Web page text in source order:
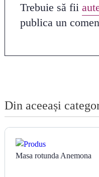
Trebuie să fii
publica un
Din aceeași
Masa rotunda Anemona